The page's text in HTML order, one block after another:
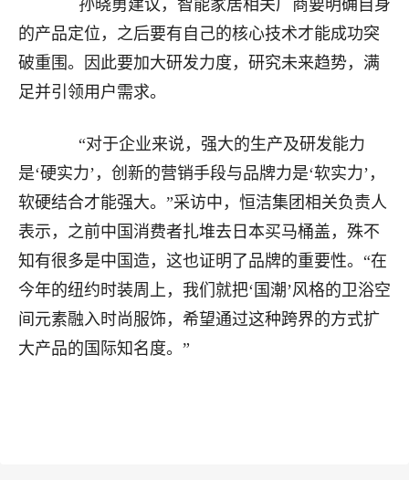
孙晓勇建议，智能家居相关厂商要明确自身
的产品定位，之后要有自己的核心技术才能成功突
破重围。因此要加大研发力度，研究未来趋势，满
足并引领用户需求。
“对于企业来说，强大的生产及研发能力
是‘硬实力’，创新的营销手段与品牌力是‘软实力’，
软硬结合才能强大。”采访中，恒洁集团相关负责人
表示，之前中国消费者扎堆去日本买马桶盖，殊不
知有很多是中国造，这也证明了品牌的重要性。“在
今年的纽约时装周上，我们就把‘国潮’风格的卫浴空
间元素融入时尚服饰，希望通过这种跨界的方式扩
大产品的国际知名度。”